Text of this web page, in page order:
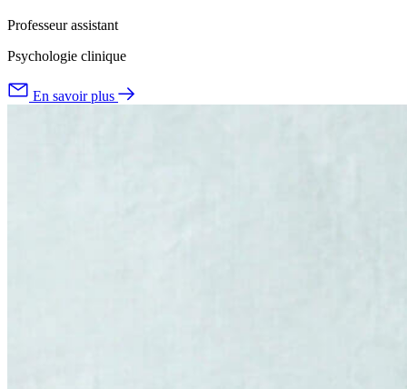
Professeur assistant
Psychologie clinique
En savoir plus